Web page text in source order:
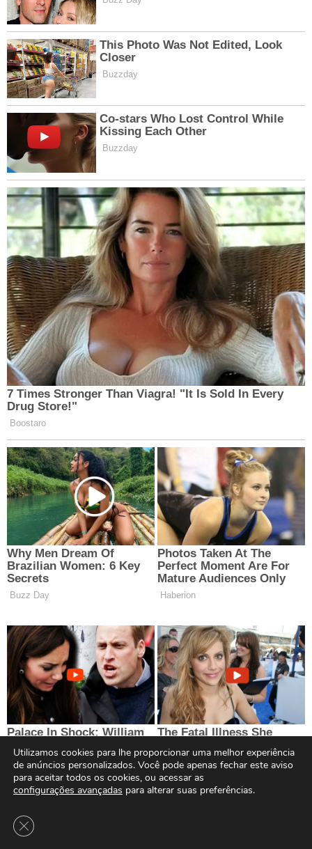
Utilizamos cookies para lhe proporcionar uma melhor experiência
de anúncios personalizados. Você pode apenas fechar este aviso
para aceitar todos os cookies, ou acessar as
configurações avançadas para alterar suas preferências.
Close GDPR Cookie Banner